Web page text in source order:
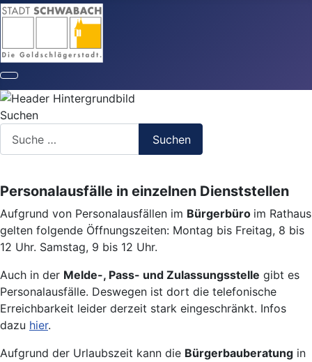
Suchen
Suchen
Personalausfälle in einzelnen Dienststellen
Aufgrund von Personalausfällen im Bürgerbüro im Rathaus
gelten folgende Öffnungszeiten: Montag bis Freitag, 8 bis
12 Uhr. Samstag, 9 bis 12 Uhr.
Auch in der Melde-, Pass- und Zulassungsstelle gibt es
Personalausfälle. Deswegen ist dort die telefonische
Erreichbarkeit leider derzeit stark eingeschränkt. Infos
dazu hier.
Aufgrund der Urlaubszeit kann die Bürgerbauberatung in